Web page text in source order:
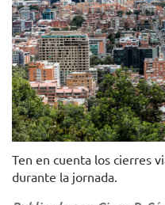
Ten en cuenta los cierres
durante la jornada.